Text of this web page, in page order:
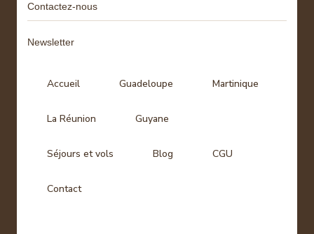
Contactez-nous
Newsletter
Accueil Guadeloupe Martinique
La Réunion Guyane
Séjours et vols Blog CGU
Contact